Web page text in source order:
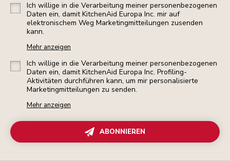
Ich willige in die Verarbeitung meiner personenbezogenen
Daten ein, damit KitchenAid Europa Inc. mir auf
elektronischem Weg Marketingmitteilungen zusenden
kann.
Mehr anzeigen
Ich willige in die Verarbeitung meiner personenbezogenen
Daten ein, damit KitchenAid Europa Inc. Profiling-
Aktivitäten durchführen kann, um mir personalisierte
Marketingmitteilungen zu senden.
Mehr anzeigen
ABONNIEREN